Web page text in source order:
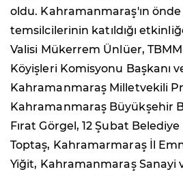
oldu. Kahramanmaraş'ın önde
temsilcilerinin katıldığı
Valisi Mükerrem Ünlüer,
Köyişleri Komisyonu Başkanı
Kahramanmaraş Milletvekili
Kahramanmaraş Büyükşehir
Fırat Görgel, 12 Şubat
Toptaş, Kahramarmaraş İl
Yiğit, Kahramanmaraş Sanayi